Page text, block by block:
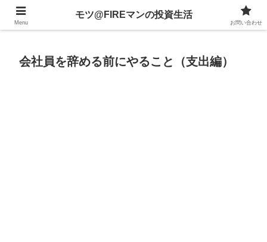
不動産、投資信託、暗号資産、株式、等々への投資について
会社員を辞める前にやること（支出編）
Menu
モツ@FIREマンの投資生活
お問い合わせ